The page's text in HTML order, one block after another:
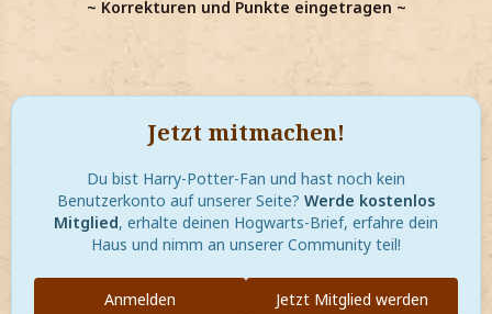
~ Korrekturen und Punkte eingetragen ~
Jetzt mitmachen!
Du bist Harry-Potter-Fan und hast noch kein
Benutzerkonto auf unserer Seite? Werde kostenlos
Mitglied, erhalte deinen Hogwarts-Brief, erfahre dein
Haus und nimm an unserer Community teil!
Jetzt Mitglied werden
Anmelden